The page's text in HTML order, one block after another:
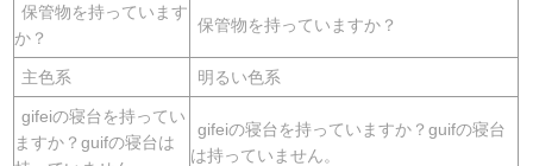
保管物を持っています
か？
保管物を持っていますか？
主色系 明るい色系
gifeiの寝台を持ってい
ますか？guifの寝台は
gifeiの寝台を持っていますか？guifの寝台
は持っていません。